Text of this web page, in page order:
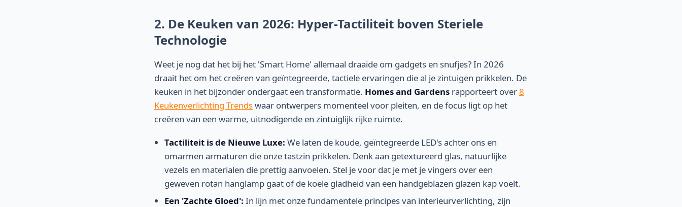
2. De Keuken van 2026: Hyper-Tactiliteit boven Steriele
Technologie
Weet je nog dat het bij het 'Smart Home' allemaal draaide om gadgets en snufjes? In 2026
draait het om het creëren van geïntegreerde, tactiele ervaringen die al je zintuigen prikkelen. De
keuken in het bijzonder ondergaat een transformatie. Homes and Gardens rapporteert over8
Keukenverlichting Trendswaar ontwerpers momenteel voor pleiten, en de focus ligt op het
creëren van een warme, uitnodigende en zintuiglijk rijke ruimte.
Tactiliteit is de Nieuwe Luxe: We laten de koude, geïntegreerde LED's achter ons en
omarmen armaturen die onze tastzin prikkelen. Denk aan getextureerd glas, natuurlijke
vezels en materialen die prettig aanvoelen. Stel je voor dat je met je vingers over een
geweven rotan hanglamp gaat of de koele gladheid van een handgeblazen glazen kap voelt.
Een 'Zachte Gloed': In lijn met onze fundamentele principes van interieurverlichting, zijn